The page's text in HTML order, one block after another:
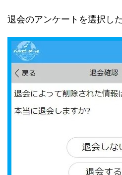
退会のアンケートを選択し